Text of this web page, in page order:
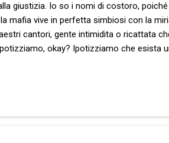
giustizia. Io so i nomi di costoro,
mafia vive in perfetta simbiosi con la
cantori, gente intimidita o ricattata
okay? Ipotizziamo che esista